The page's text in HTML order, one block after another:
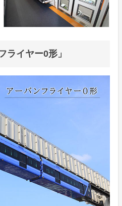
ライヤー0形」